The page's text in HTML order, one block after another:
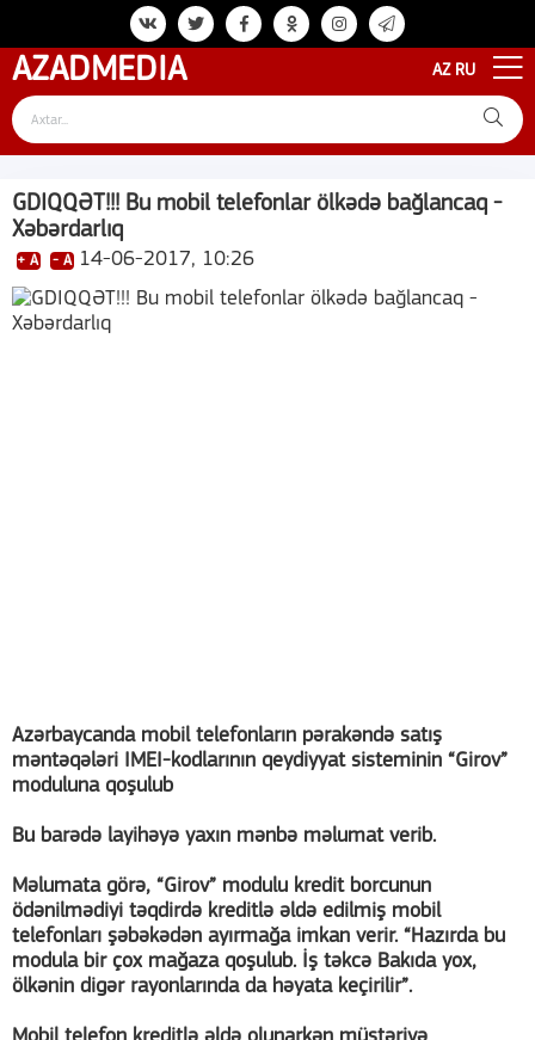
AZADMEDIA AZ RU
GDIQQƏT!!! Bu mobil telefonlar ölkədə bağlancaq -
Xəbərdarlıq
+ A - A 14-06-2017, 10:26
Azərbaycanda mobil telefonların pərakəndə satış
məntəqələri IMEI-kodlarının qeydiyyat sisteminin “Girov”
moduluna qoşulub
Bu barədə layihəyə yaxın mənbə məlumat verib.
Məlumata görə, “Girov” modulu kredit borcunun
ödənilmədiyi təqdirdə kreditlə əldə edilmiş mobil
telefonları şəbəkədən ayırmağa imkan verir. “Hazırda bu
modula bir çox mağaza qoşulub. İş təkcə Bakıda yox,
ölkənin digər rayonlarında da həyata keçirilir”.